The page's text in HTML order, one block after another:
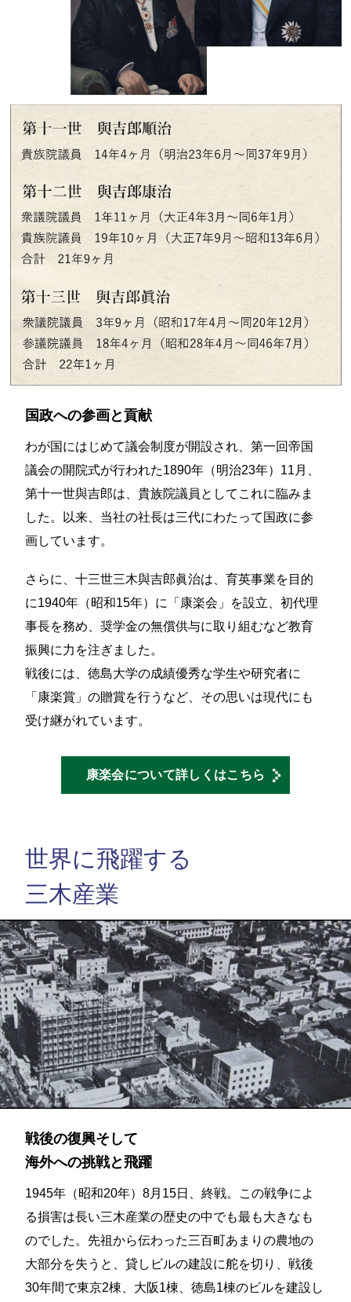
国政への参画と貢献
わが国にはじめて議会制度が開設され、第一回帝国
議会の開院式が行われた1890年（明治23年）11月、
第十一世與吉郎は、貴族院議員としてこれに臨みま
した。以来、当社の社長は三代にわたって国政に参
画しています。
さらに、十三世三木與吉郎眞治は、育英事業を目的
に1940年（昭和15年）に「康楽会」を設立、初代理
事長を務め、奨学金の無償供与に取り組むなど教育
振興に力を注ぎました。
戦後には、徳島大学の成績優秀な学生や研究者に
「康楽賞」の贈賞を行うなど、その思いは現代にも
受け継がれています。
康楽会について詳しくはこちら
世界に飛躍する
三木産業
戦後の復興そして
海外への挑戦と飛躍
1945年（昭和20年）8月15日、終戦。この戦争によ
る損害は長い三木産業の歴史の中でも最も大きなも
のでした。先祖から伝わった三百町あまりの農地の
大部分を失うと、貸しビルの建設に舵を切り、戦後
30年間で東京2棟、大阪1棟、徳島1棟のビルを建設し